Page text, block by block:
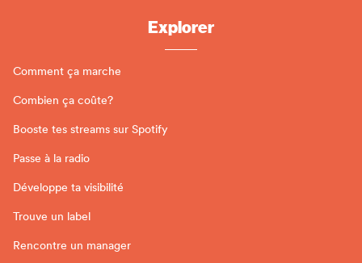
Explorer
Comment ça marche
Combien ça coûte?
Booste tes streams sur Spotify
Passe à la radio
Développe ta visibilité
Trouve un label
Rencontre un manager